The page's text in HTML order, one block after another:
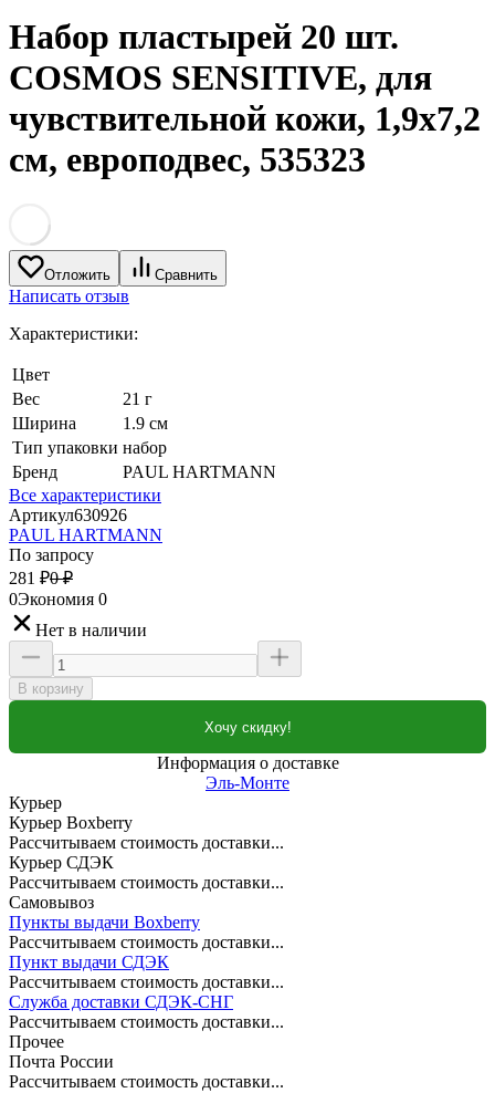
Набор пластырей 20 шт.
COSMOS SENSITIVE, для
чувствительной кожи, 1,9х7,2
см, европодвес, 535323
Отложить Сравнить
Написать отзыв
Характеристики:
Цвет
Вес
21 г
Ширина
1.9 см
Тип упаковки набор
Бренд
PAUL HARTMANN
Все характеристики
Артикул630926
PAUL HARTMANN
По запросу
281 ₽0 ₽
0Экономия 0
Нет в наличии
В корзину
Хочу скидку!
Информация о доставке
Эль-Монте
Курьер
Курьер Boxberry
Рассчитываем стоимость доставки...
Курьер СДЭК
Рассчитываем стоимость доставки...
Самовывоз
Пункты выдачи Boxberry
Рассчитываем стоимость доставки...
Пункт выдачи СДЭК
Рассчитываем стоимость доставки...
Служба доставки СДЭК-СНГ
Рассчитываем стоимость доставки...
Прочее
Почта России
Рассчитываем стоимость доставки...